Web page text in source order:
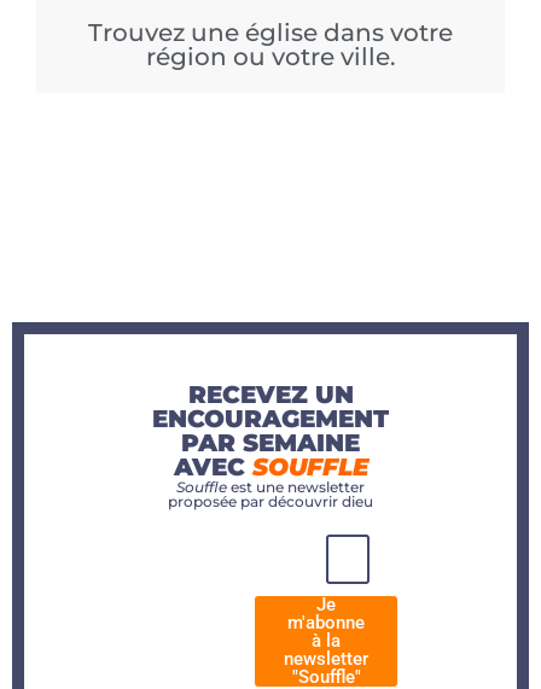
Trouvez une église dans votre
région ou votre ville.
RECEVEZ UN
ENCOURAGEMENT
PAR SEMAINE
AVECSOUFFLE
Souffle est une newsletter
proposée par découvrir dieu
Je
m'abonne
à la
newsletter
"Souffle"